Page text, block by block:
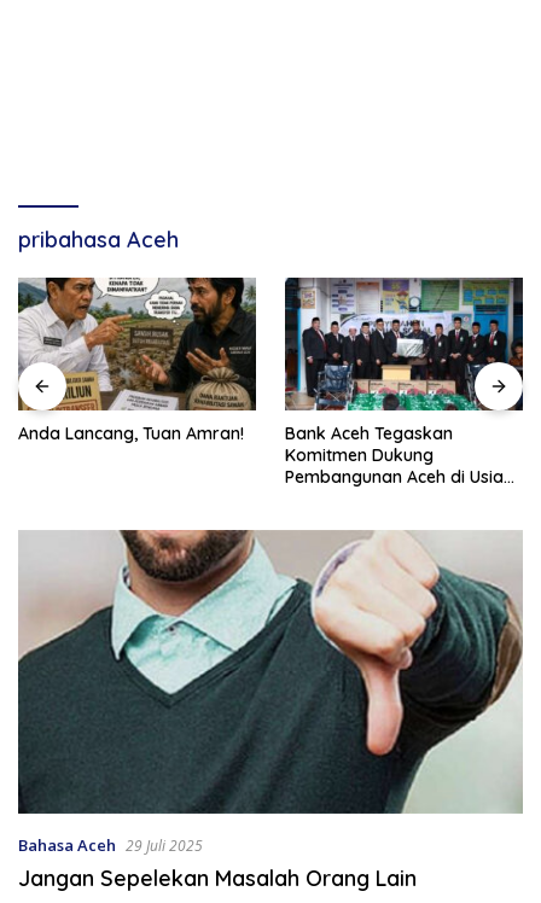
pribahasa Aceh
Anda Lancang, Tuan Amran!
Bank Aceh Tegaskan
Komitmen Dukung
Pembangunan Aceh di Usia
Bahasa Aceh 29 Juli 2025
Jangan Sepelekan Masalah Orang Lain